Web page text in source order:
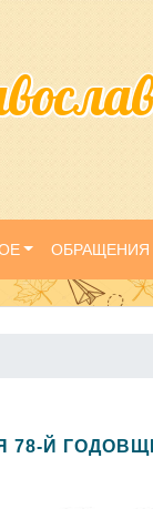
ОБРАЩЕНИЯ
Й